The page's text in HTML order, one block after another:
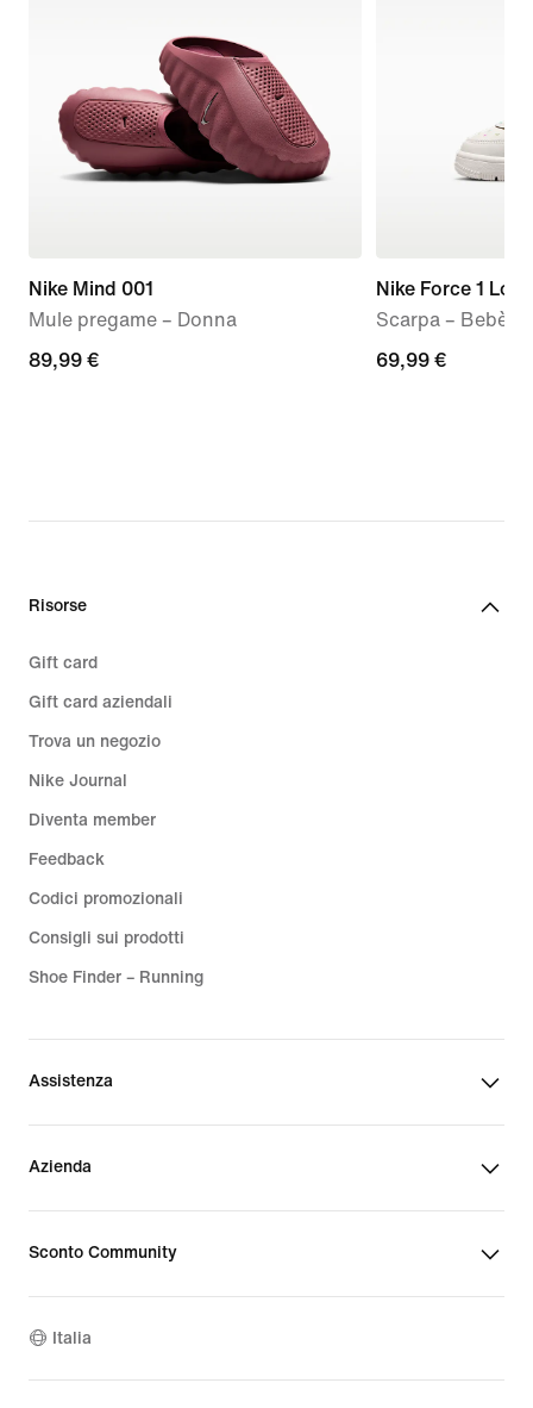
Nike Mind 001
Mule pregame – Donna
89,99
89,99 €
Nike Force 1 Low
Scarpa – Bebè e
69,99
69,99 €
Risorse
Gift card
Gift card aziendali
Trova un negozio
Nike Journal
Diventa member
Feedback
Codici promozionali
Consigli sui prodotti
Shoe Finder – Running
Assistenza
Azienda
Sconto Community
Italia